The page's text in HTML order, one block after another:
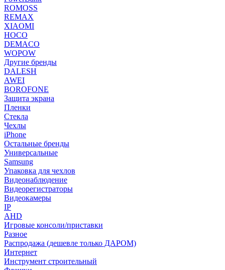
ROMOSS
REMAX
XIAOMI
HOCO
DEMACO
WOPOW
Другие бренды
DALESH
AWEI
BOROFONE
Защита экрана
Пленки
Стекла
Чехлы
iPhone
Остальные бренды
Универсальные
Samsung
Упаковка для чехлов
Видеонаблюдение
Видеорегистраторы
Видеокамеры
IP
AHD
Игровые консоли/приставки
Разное
Распродажа (дешевле только ДАРОМ)
Интернет
Инструмент строительный